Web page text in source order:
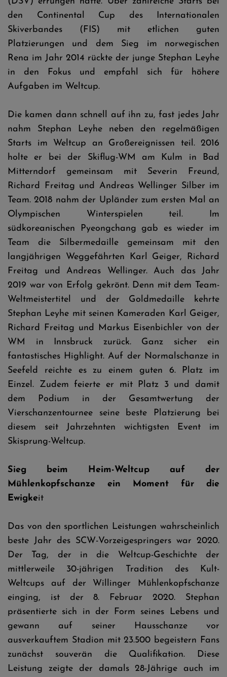
den Continental Cup des Internationalen
Skiverbandes (FIS) mit etlichen guten
Platzierungen und dem Sieg im norwegischen
Rena im Jahr 2014 rückte der junge Stephan Leyhe
in den Fokus und empfahl sich für höhere
Aufgaben im Weltcup.
Die kamen dann schnell auf ihn zu, fast jedes Jahr
nahm Stephan Leyhe neben den regelmäßigen
Starts im Weltcup an Großereignissen teil. 2016
holte er bei der Skiflug-WM am Kulm in Bad
Mitterndorf gemeinsam mit Severin Freund,
Richard Freitag und Andreas Wellinger Silber im
Team. 2018 nahm der Upländer zum ersten Mal an
Olympischen Winterspielen teil. Im
südkoreanischen Pyeongchang gab es wieder im
Team die Silbermedaille gemeinsam mit den
langjährigen Weggefährten Karl Geiger, Richard
Freitag und Andreas Wellinger. Auch das Jahr
2019 war von Erfolg gekrönt. Denn mit dem Team-
Weltmeistertitel und der Goldmedaille kehrte
Stephan Leyhe mit seinen Kameraden Karl Geiger,
Richard Freitag und Markus Eisenbichler von der
WM in Innsbruck zurück. Ganz sicher ein
fantastisches Highlight. Auf der Normalschanze in
Seefeld reichte es zu einem guten 6. Platz im
Einzel. Zudem feierte er mit Platz 3 und damit
dem Podium in der Gesamtwertung der
Vierschanzentournee seine beste Platzierung bei
diesem seit Jahrzehnten wichtigsten Event im
Skisprung-Weltcup.
Sieg beim Heim-Weltcup auf der
Mühlenkopfschanze ein Moment für die
Ewigkeit
Das von den sportlichen Leistungen wahrscheinlich
beste Jahr des SCW-Vorzeigespringers war 2020.
Der Tag, der in die Weltcup-Geschichte der
mittlerweile 30-jährigen Tradition des Kult-
Weltcups auf der Willinger Mühlenkopfschanze
einging, ist der 8. Februar 2020. Stephan
präsentierte sich in der Form seines Lebens und
gewann auf seiner Hausschanze vor
ausverkauftem Stadion mit 23.500 begeistern Fans
zunächst souverän die Qualifikation. Diese
Leistung zeigte der damals 28-Jährige auch im